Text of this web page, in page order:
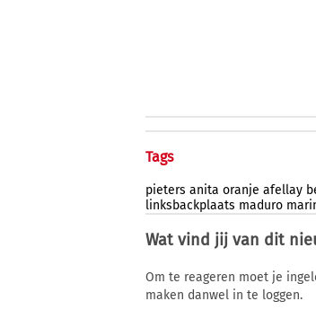
Tags
pieters anita oranje afellay
linksbackplaats maduro
Wat vind jij van dit
Om te reageren moet je
maken danwel in te loggen.